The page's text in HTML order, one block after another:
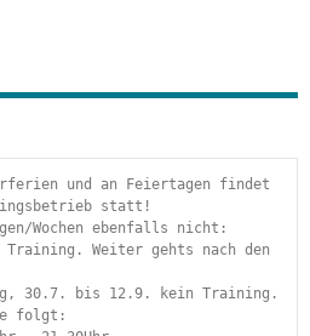
und an Feiertagen findet
statt!
Wochen ebenfalls nicht:
Weiter gehts nach den
30.7. bis 12.9. kein Training.
folgt: